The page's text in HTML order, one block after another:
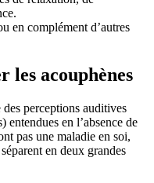
en complément d’autres
acouphènes
perceptions auditives
en l’absence de
pas une maladie en soi,
en deux grandes